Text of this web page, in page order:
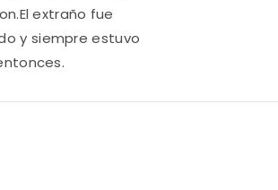
extraño fue
y siempre estuvo